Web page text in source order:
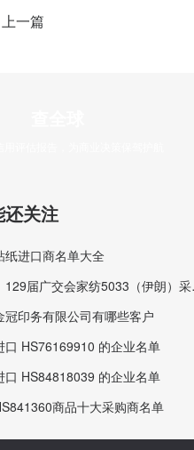
上一篇
关注
纸进口商名单大全
【最
冠印务有限公司有哪些客户
口 HS76169910 的企业名单
口 HS84818039 的企业名单
商品十大采购商名单